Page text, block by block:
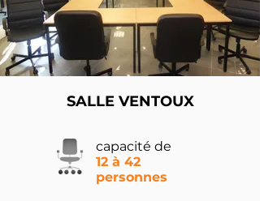
SALLE VENTOUX
capacité de
12 à 42
personnes